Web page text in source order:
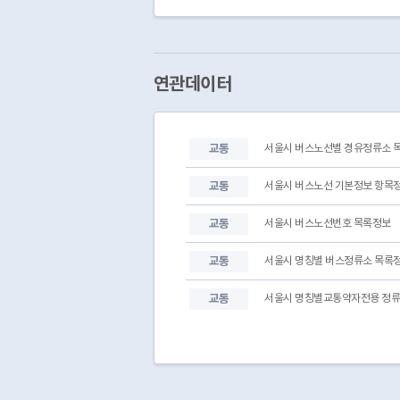
연관데이터
교통 서울시 버스노선별 경유정류소
교통 서울시 버스노선 기본정보 항목
교통 서울시 버스노선번호 목록정보
교통 서울시 명칭별 버스정류소 목록
교통 서울시 명칭별교통약자전용 정